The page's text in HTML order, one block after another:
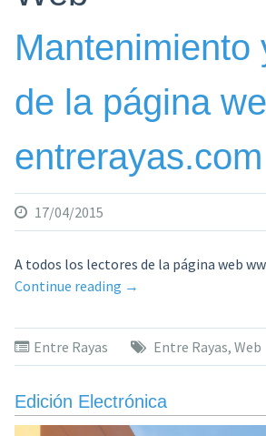
Mantenimiento
de la página
entrerayas.com
17/04/2015
A todos los lectores de la página web
Continue reading «Mantenimiento
ajuste
de
página
web
→
Entre Rayas Entre Rayas, Web
Edición Electrónica